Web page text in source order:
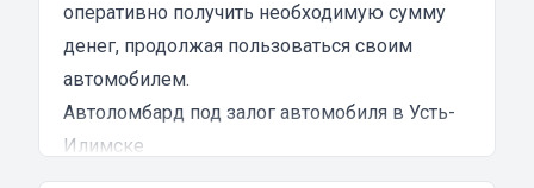
оперативно получить необходимую сумму
денег, продолжая пользоваться своим
автомобилем.
Автоломбард под залог автомобиля в Усть-
Илимске
Автоломбард представляет собой кредитное